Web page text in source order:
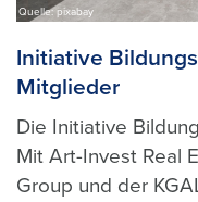
Quelle: pixabay
Initiative
Mitglieder
Die Initiative
Mit Art-Invest Real
Group und der